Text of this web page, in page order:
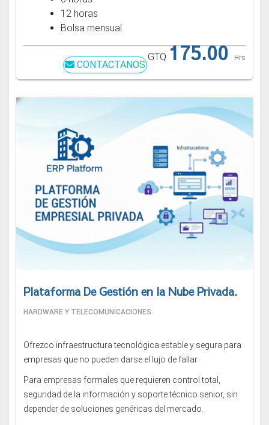
12 horas
Bolsa mensual
GTQ 175.00Hrs
CONTACTANOS
Plataforma De Gestión en la Nube Privada.
HARDWARE Y TELECOMUNICACIONES
Ofrezco infraestructura tecnológica estable y segura para
empresas que no pueden darse el lujo de fallar.
Para empresas formales que requieren control total,
seguridad de la información y soporte técnico senior, sin
depender de soluciones genéricas del mercado.